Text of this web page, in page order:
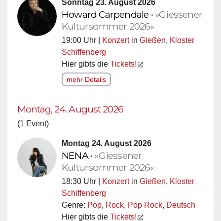
Sonntag 23. August 2026
Howard Carpendale • »Giessener
Kultursommer 2026«
19:00 Uhr | Konzertin Gießen, Kloster
Schiffenberg
Hier gibts die Tickets!
mehr Details
Montag, 24. August 2026
(1 Event)
Montag 24. August 2026
NENA • »Giessener
Kultursommer 2026«
18:30 Uhr | Konzertin Gießen, Kloster
Schiffenberg
Genre: Pop, Rock, Pop Rock, Deutsch
Hier gibts die Tickets!